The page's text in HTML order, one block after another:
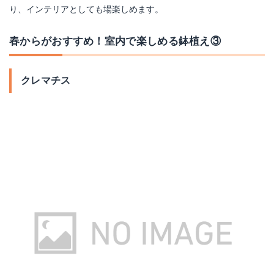
り、インテリアとしても場楽しめます。
春からがおすすめ！室内で楽しめる鉢植え③
クレマチス